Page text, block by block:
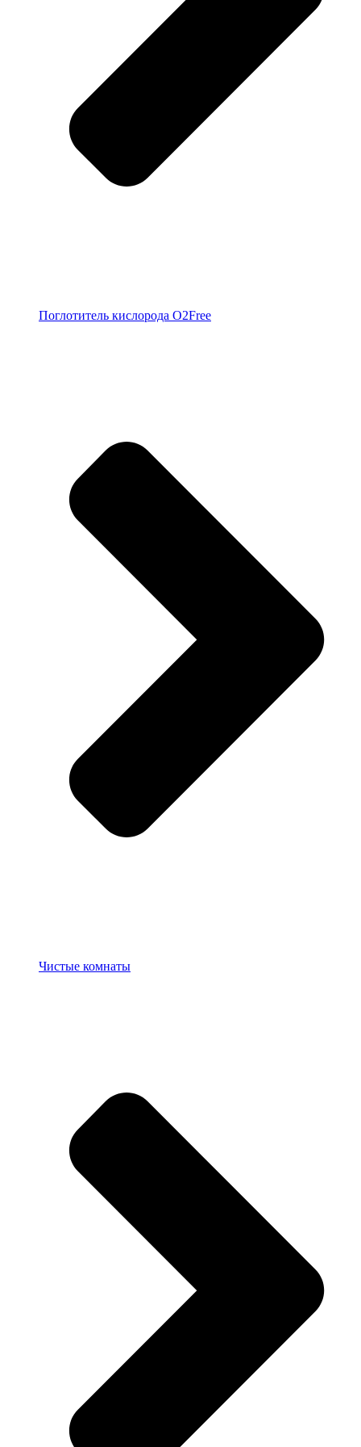
Поглотитель кислорода O2Free
Чистые комнаты